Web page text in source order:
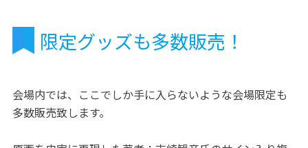
限定グッズも多数販売！
会場内では、ここでしか手に入らないような会場限定も
多数販売致します。